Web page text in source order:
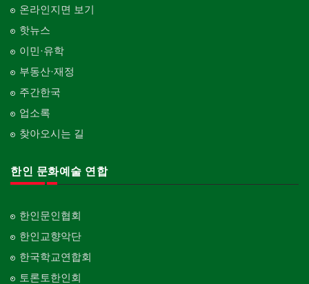
온라인지면 보기
핫뉴스
이민·유학
부동산·재정
주간한국
업소록
찾아오시는 길
한인 문화예술 연합
한인문인협회
한인교향악단
한국학교연합회
토론토한인회